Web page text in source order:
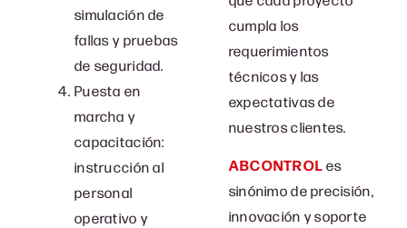
simulación de
fallas y pruebas
de seguridad.
Puesta en
marcha y
capacitación:
instrucción al
personal
operativo y
cumpla los
requerimientos
técnicos y las
expectativas de
nuestros clientes.
ABCONTROLes
sinónimo de precisión,
innovación y soporte